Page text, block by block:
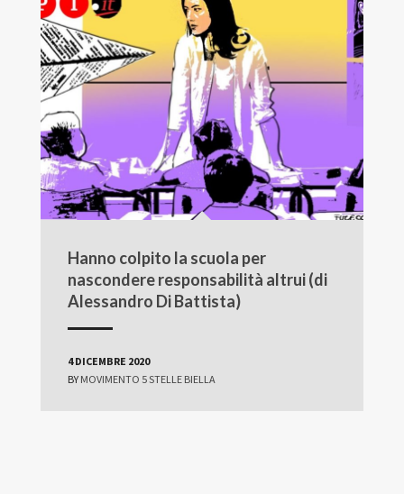
Hanno colpito la scuola per
nascondere responsabilità altrui (di
Alessandro Di Battista)
4 DICEMBRE 2020
BY MOVIMENTO 5 STELLE BIELLA